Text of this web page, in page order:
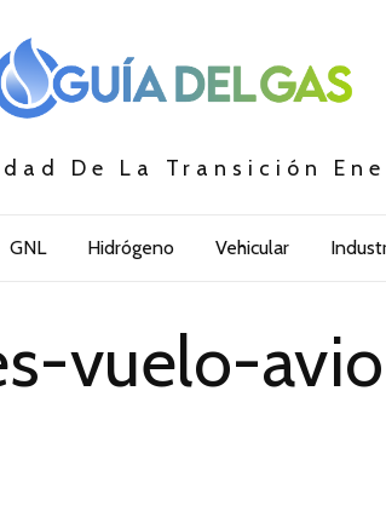
De La Transición
GNL Hidrógeno Vehicular
vuelo-